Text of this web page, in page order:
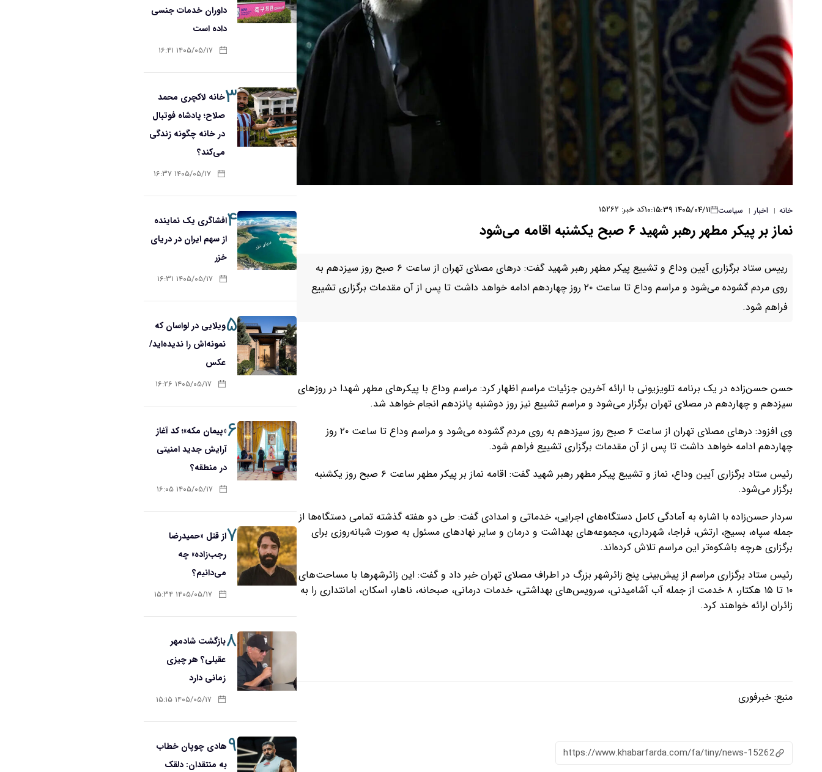
خانه | اخبار | سیاست ۱۴۰۵/۰۴/۱۱ ۱۰:۱۵:۳۹ کد خبر: ۱۵۲۶۲
نماز بر پیکر مطهر رهبر شهید ۶ صبح یکشنبه اقامه می‌شود
رییس ستاد برگزاری آیین وداع و تشییع پیکر مطهر رهبر شهید گفت:‌ درهای مصلای تهران از ساعت ۶ صبح روز سیزدهم به
روی مردم گشوده می‌شود و مراسم وداع تا ساعت ۲۰ روز چهاردهم ادامه خواهد داشت تا پس از آن مقدمات برگزاری تشییع
فراهم شود.
حسن حسن‌زاده در یک برنامه تلویزیونی با ارائه آخرین جزئیات مراسم اظهار کرد: مراسم وداع با پیکرهای مطهر شهدا در روزهای
سیزدهم و چهاردهم در مصلای تهران برگزار می‌شود و مراسم تشییع نیز روز دوشنبه پانزدهم انجام خواهد شد.
وی افزود: درهای مصلای تهران از ساعت ۶ صبح روز سیزدهم به روی مردم گشوده می‌شود و مراسم وداع تا ساعت ۲۰ روز
چهاردهم ادامه خواهد داشت تا پس از آن مقدمات برگزاری تشییع فراهم شود.
رئیس ستاد برگزاری آیین وداع، نماز و تشییع پیکر مطهر رهبر شهید گفت: اقامه نماز بر پیکر مطهر ساعت ۶ صبح روز یکشنبه
برگزار می‌شود.
سردار حسن‌زاده با اشاره به آمادگی کامل دستگاه‌های اجرایی، خدماتی و امدادی گفت: طی دو هفته گذشته تمامی دستگاه‌ها از
جمله سپاه، بسیج، ارتش، فراجا، شهرداری، مجموعه‌های بهداشت و درمان و سایر نهادهای مسئول به صورت شبانه‌روزی برای
برگزاری هرچه باشکوه‌تر این مراسم تلاش کرده‌اند.
رئیس ستاد برگزاری مراسم از پیش‌بینی پنج زائرشهر بزرگ در اطراف مصلای تهران خبر داد و گفت: این زائرشهرها با مساحت‌های
۱۰ تا ۱۵ هکتار، ۸ خدمت از جمله آب آشامیدنی، سرویس‌های بهداشتی، خدمات درمانی، صبحانه، ناهار، اسکان، امانتداری را به
زائران ارائه خواهند کرد.
منبع: خبرفوری
https://www.khabarfarda.com/fa/tiny/news-15262
داوران خدمات جنسی
داده است
۱۴۰۵/۰۵/۱۷ ۱۶:۴۱
۳خانه لاکچری محمد
صلاح؛ پادشاه فوتبال
در خانه چگونه زندگی
می‌کند؟
۱۴۰۵/۰۵/۱۷ ۱۶:۳۷
۴افشاگری یک نماینده
از سهم ایران در دریای
خزر
۱۴۰۵/۰۵/۱۷ ۱۶:۳۱
۵ویلایی در لواسان که
نمونه‌اش را ندیده‌اید/
عکس
۱۴۰۵/۰۵/۱۷ ۱۶:۲۶
۶«پیمان مکه»؛ کد آغاز
آرایش جدید امنیتی
در منطقه؟
۱۴۰۵/۰۵/۱۷ ۱۶:۰۵
۷از قتل «حمیدرضا
رجب‌زاده» چه
می‌دانیم؟
۱۴۰۵/۰۵/۱۷ ۱۵:۳۴
۸بازگشت شادمهر
عقیلی؟ هر چیزی
زمانی دارد
۱۴۰۵/۰۵/۱۷ ۱۵:۱۵
۹هادی چوپان خطاب
به منتقدان: دلقک